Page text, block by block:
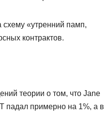
схему «утренний памп,
контрактов.
теории о том, что Jane
падал примерно на 1%, а в